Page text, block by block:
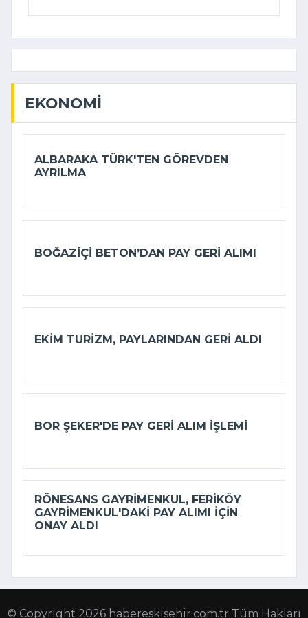
EKONOMI
ALBARAKA TÜRK'TEN GÖREVDEN
AYRILMA
BOĞAZIÇI BETON’DAN PAY GERI ALIMI
EKIM TURIZM, PAYLARINDAN GERI ALDI
BOR ŞEKER'DE PAY GERI ALIM IŞLEMI
RÖNESANS GAYRIMENKUL, FERIKÖY
GAYRIMENKUL'DAKI PAY ALIMI IÇIN
ONAY ALDI
© Copyright 2026 habereskisehir.com.tr Tüm Hakları